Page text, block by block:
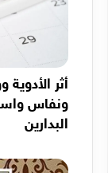
أثر
ونفاس
البدارين